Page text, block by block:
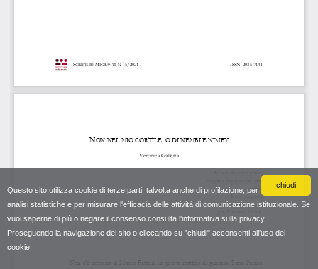
chiudi
Questo sito utilizza cookie di terze parti, talvolta anche di profilazione, per
analisi statistiche e per misurare l'efficacia delle attività di comunicazione istituzionale. Se
vuoi saperne di più o negare il consenso consulta l'informativa sulla privacy.
Proseguendo la navigazione del sito o cliccando su "chiudi" acconsenti all'uso dei
cookie.